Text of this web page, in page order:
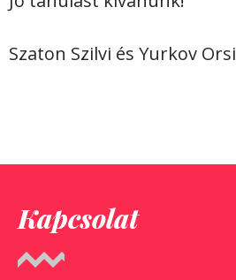
Szaton Szilvi és Yurkov Orsi
Kapcsolat